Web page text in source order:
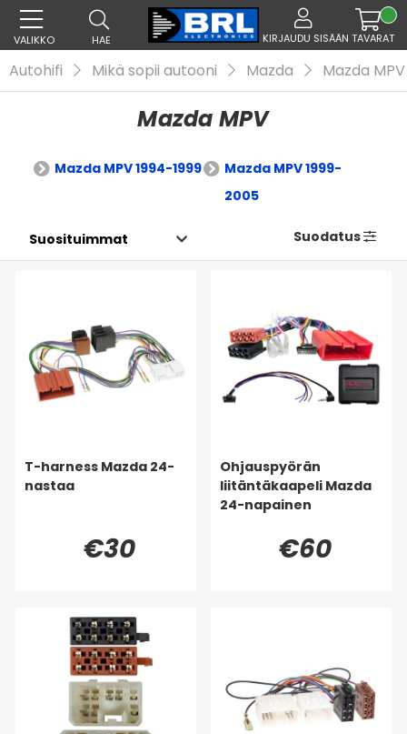
VALIKKO HAE KIRJAUDU SISÄÄN TAVARAT
Autohifi Mikä sopii autooni Mazda Mazda MPV
Mazda MPV
Mazda MPV 1994-1999
Mazda MPV 1999-
2005
Suodatus
T-harness Mazda 24-
nastaa
€30
Ohjauspyörän
liitäntäkaapeli Mazda
24-napainen
€60